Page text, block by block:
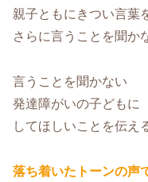
親子ともにきつい言葉
さらに言うことを聞か
言うことを聞かない
発達障がいの子どもに
してほしいことを伝え
落ち着いたトーンの声